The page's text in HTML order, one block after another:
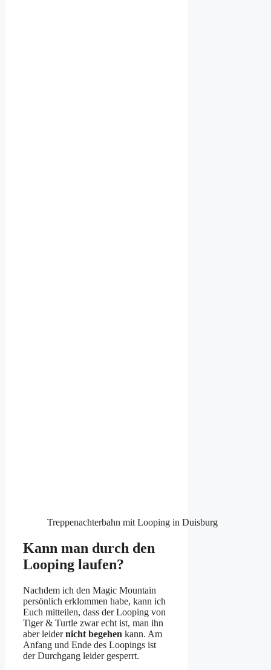
Treppenachterbahn mit Looping in Duisburg
Kann man durch den
Looping laufen?
Nachdem ich den Magic Mountain
persönlich erklommen habe, kann ich
Euch mitteilen, dass der Looping von
Tiger & Turtle zwar echt ist, man ihn
aber leidernicht begehen kann. Am
Anfang und Ende des Loopings ist
der Durchgang leider gesperrt.